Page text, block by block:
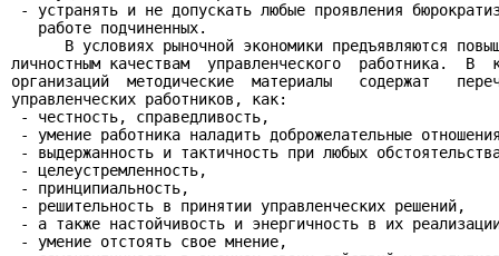
- устранять и не допускать любые проявления
   работе подчиненных.
В условиях рыночной экономики предъявляются
личностным качествам  управленческого  работника.  В
организаций  методические  материалы   содержат
управленческих работников, как:
- честность, справедливость,
- умение работника наладить доброжелательные
- выдержанность и тактичность при любых
- целеустремленность,
- принципиальность,
- решительность в принятии управленческих решений,
- а также настойчивость и энергичность в их
- умение отстоять свое мнение,